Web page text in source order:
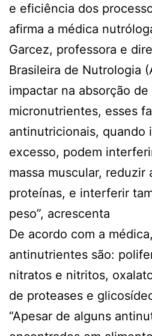
e eficiência dos
afirma a médica
Garcez, professora e
Brasileira de Nutrologia
impactar na absorção de
micronutrientes, esses
antinutricionais, quando
excesso, podem
massa muscular, reduzir
proteínas, e interferir
peso”, acrescenta
De acordo com a
antinutrientes são:
nitratos e nitritos,
de proteases e
“Apesar de alguns